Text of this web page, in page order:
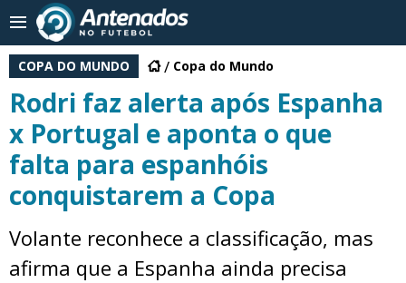
COPA DO MUNDO Copa do Mundo
Rodri faz alerta após Espanha
x Portugal e aponta o que
falta para espanhóis
conquistarem a Copa
Volante reconhece a classificação, mas
afirma que a Espanha ainda precisa